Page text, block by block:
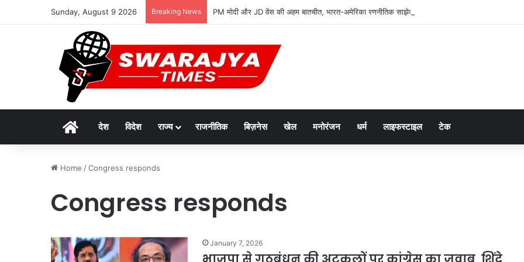
Sunday, August 9 2026 Breaking News PM मोदी और JD वेंस की अहम बातचीत, भारत-अमेरिका रणनीतिक साझेदारी पर हुई चर्चा
Homeदेश विदेश राज्य राजनीतिक बिज़नेस खेल मनोरंजन धर्म लाइफस्टाइल टेक
Home /Congress responds
Congress responds
January 7, 2026